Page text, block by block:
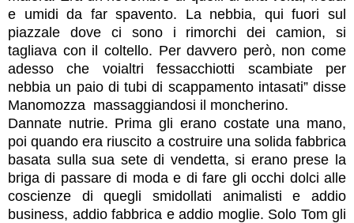
e umidi da far spavento. La nebbia, qui fuori sul
piazzale dove ci sono i rimorchi dei camion, si
tagliava con il coltello. Per davvero però, non come
adesso che voialtri fessacchiotti scambiate per
nebbia un paio di tubi di scappamento intasati” disse
Manomozza massaggiandosi il moncherino.
Dannate nutrie. Prima gli erano costate una mano,
poi quando era riuscito a costruire una solida fabbrica
basata sulla sua sete di vendetta, si erano prese la
briga di passare di moda e di fare gli occhi dolci alle
coscienze di quegli smidollati animalisti e addio
business, addio fabbrica e addio moglie. Solo Tom gli